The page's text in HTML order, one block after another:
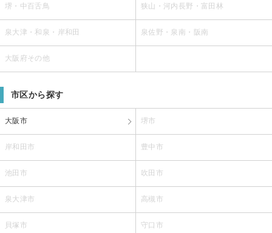
堺・中百舌鳥 狭山・河内長野・富田林
泉大津・和泉・岸和田 泉佐野・泉南・阪南
大阪府その他
市区から探す
大阪市 堺市
岸和田市 豊中市
池田市 吹田市
泉大津市 高槻市
貝塚市 守口市